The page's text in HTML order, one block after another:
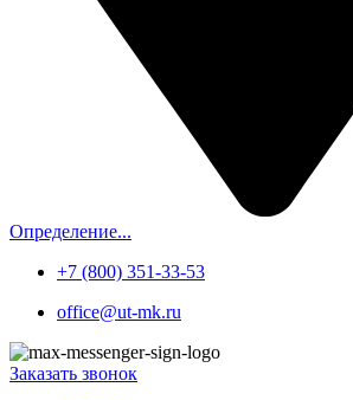
Определение...
+7 (800) 351-33-53
office@ut-mk.ru
Заказать звонок